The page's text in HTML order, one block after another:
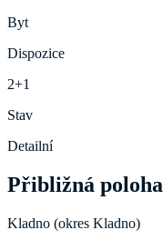
Byt
Dispozice
2+1
Stav
Detailní
Přibližná poloha
Kladno (okres Kladno)